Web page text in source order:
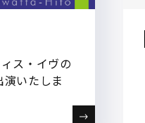
ス・イヴの
いたしま